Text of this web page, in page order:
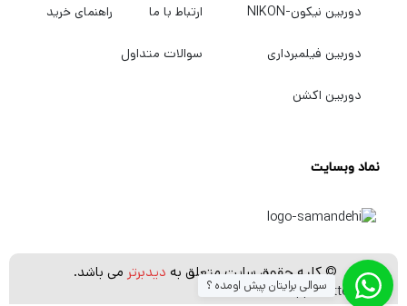
دوربین نیکون-NIKON
دوربین فیلمبرداری
دوربین اکشن
ارتباط با ما راهنمای خرید
سوالات متداول
نماد وبسایت
© کلیه حقوق سایت متعلق به دیدبرتر می باشد.
[whatsapp_buttons] سوالی برایتان پیش اومده ؟